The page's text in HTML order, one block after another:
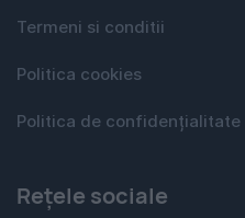
Termeni si conditii
Politica cookies
Politica de confidențialitate
Rețele sociale